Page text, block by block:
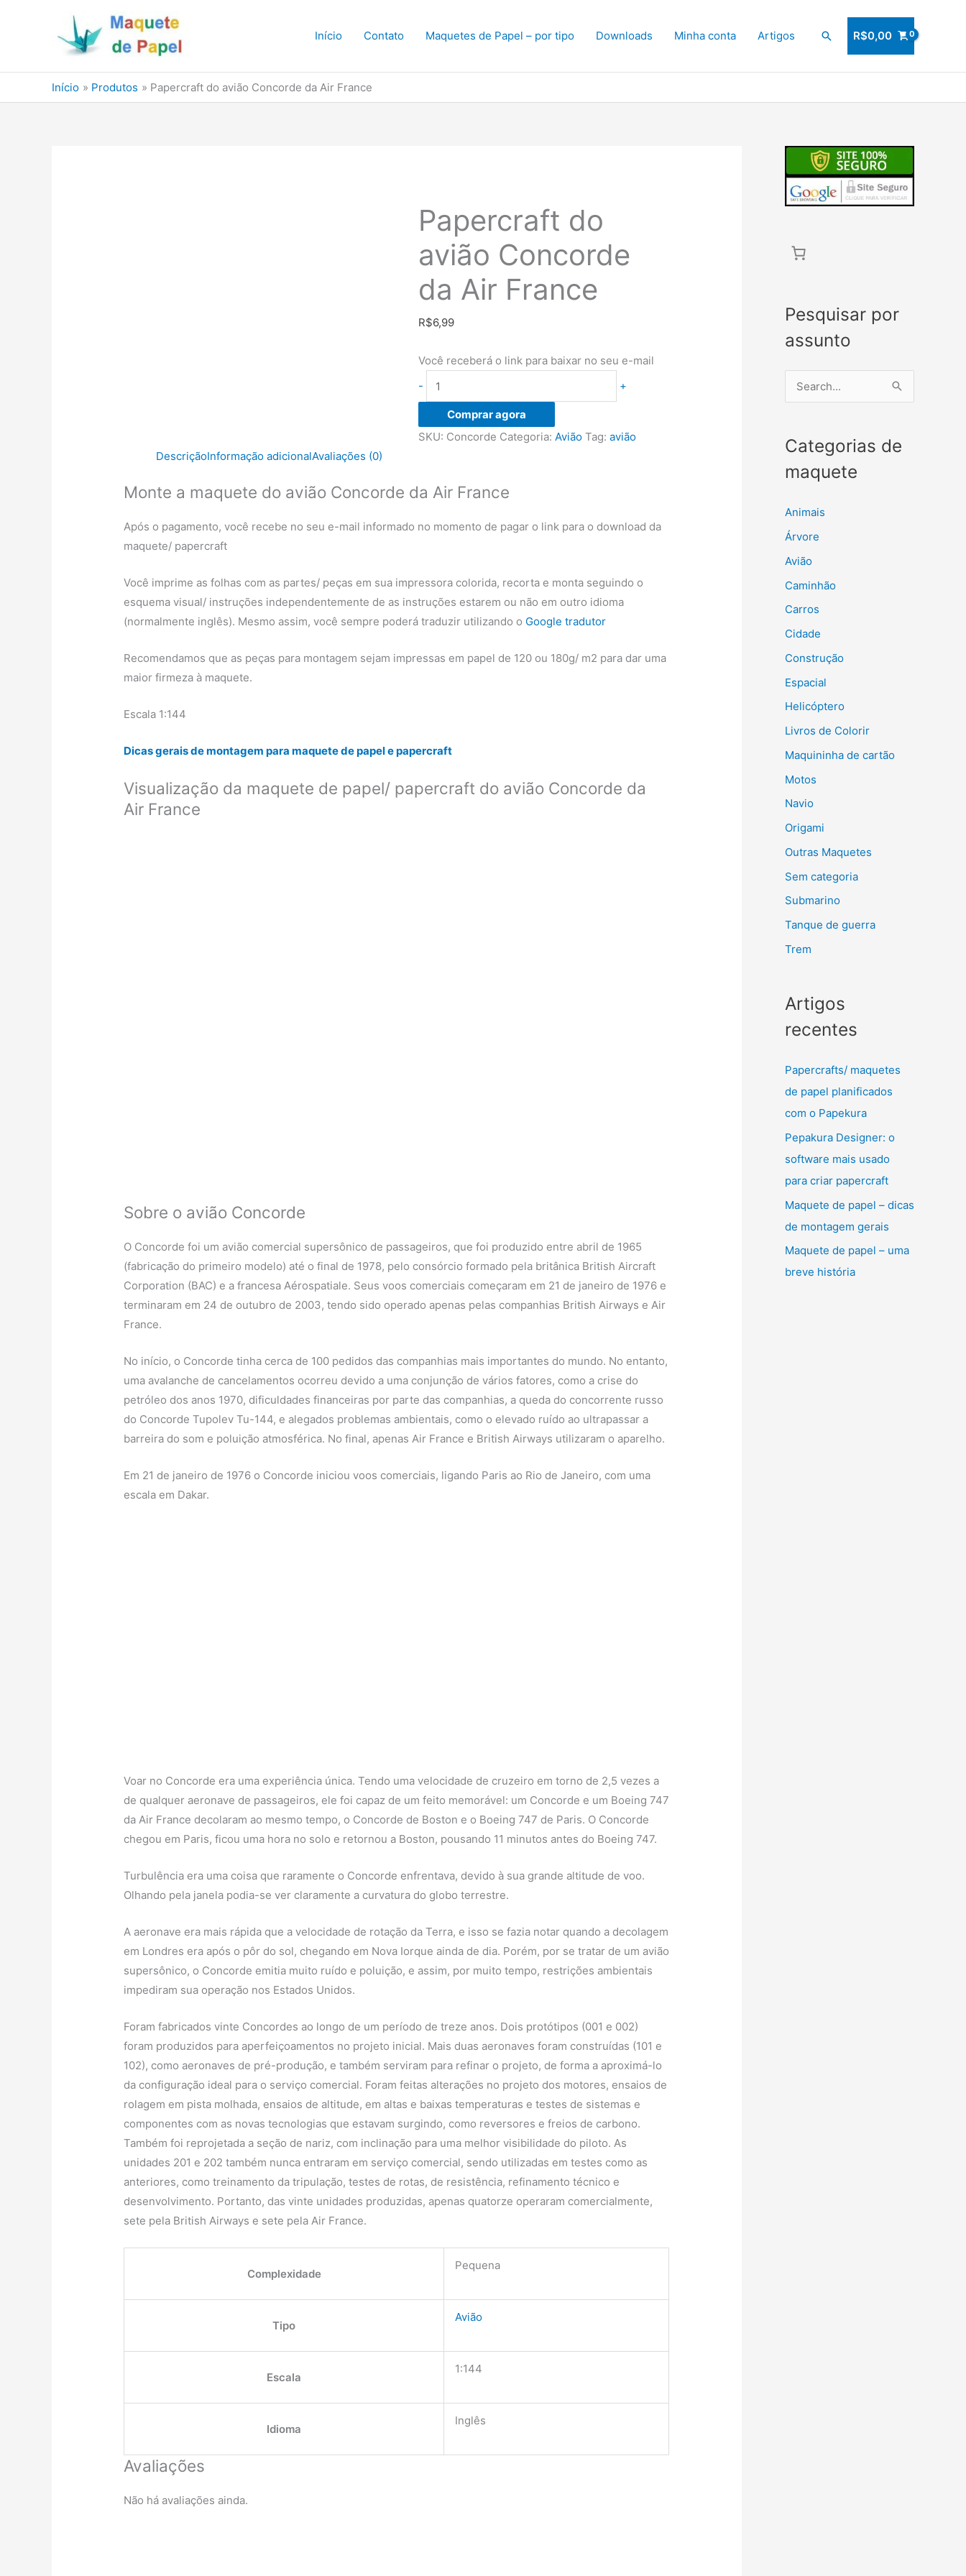
Início Contato Maquetes de Papel – por tipo Downloads Minha conta Artigos Pesquisar
R$0,00
Início Produtos Papercraft do avião Concorde da Air France
Papercraft do
avião Concorde
da Air France
R$6,99
Você receberá o link para baixar no seu e-mail
-
Papercraft
do
avião
Concorde
France
+
Comprar agora
SKU: Concorde Categoria:Avião Tag:avião
DescriçãoInformação adicionalAvaliações (0)
Monte a maquete do avião Concorde da Air France
Após o pagamento, você recebe no seu e-mail informado no momento de pagar o link para o download da
maquete/ papercraft
Você imprime as folhas com as partes/ peças em sua impressora colorida, recorta e monta seguindo o
esquema visual/ instruções independentemente de as instruções estarem ou não em outro idioma
(normalmente inglês). Mesmo assim, você sempre poderá traduzir utilizando o Google tradutor
Recomendamos que as peças para montagem sejam impressas em papel de 120 ou 180g/ m2 para dar uma
maior firmeza à maquete.
Escala 1:144
Dicas gerais de montagem para maquete de papel e papercraft
Visualização da maquete de papel/ papercraft do avião Concorde da
Air France
Sobre o avião Concorde
O Concorde foi um avião comercial supersônico de passageiros, que foi produzido entre abril de 1965
(fabricação do primeiro modelo) até o final de 1978, pelo consórcio formado pela britânica British Aircraft
Corporation (BAC) e a francesa Aérospatiale. Seus voos comerciais começaram em 21 de janeiro de 1976 e
terminaram em 24 de outubro de 2003, tendo sido operado apenas pelas companhias British Airways e Air
France.
No início, o Concorde tinha cerca de 100 pedidos das companhias mais importantes do mundo. No entanto,
uma avalanche de cancelamentos ocorreu devido a uma conjunção de vários fatores, como a crise do
petróleo dos anos 1970, dificuldades financeiras por parte das companhias, a queda do concorrente russo
do Concorde Tupolev Tu-144, e alegados problemas ambientais, como o elevado ruído ao ultrapassar a
barreira do som e poluição atmosférica. No final, apenas Air France e British Airways utilizaram o aparelho.
Em 21 de janeiro de 1976 o Concorde iniciou voos comerciais, ligando Paris ao Rio de Janeiro, com uma
escala em Dakar.
Voar no Concorde era uma experiência única. Tendo uma velocidade de cruzeiro em torno de 2,5 vezes a
de qualquer aeronave de passageiros, ele foi capaz de um feito memorável: um Concorde e um Boeing 747
da Air France decolaram ao mesmo tempo, o Concorde de Boston e o Boeing 747 de Paris. O Concorde
chegou em Paris, ficou uma hora no solo e retornou a Boston, pousando 11 minutos antes do Boeing 747.
Turbulência era uma coisa que raramente o Concorde enfrentava, devido à sua grande altitude de voo.
Olhando pela janela podia-se ver claramente a curvatura do globo terrestre.
A aeronave era mais rápida que a velocidade de rotação da Terra, e isso se fazia notar quando a decolagem
em Londres era após o pôr do sol, chegando em Nova Iorque ainda de dia. Porém, por se tratar de um avião
supersônico, o Concorde emitia muito ruído e poluição, e assim, por muito tempo, restrições ambientais
impediram sua operação nos Estados Unidos.
Foram fabricados vinte Concordes ao longo de um período de treze anos. Dois protótipos (001 e 002)
foram produzidos para aperfeiçoamentos no projeto inicial. Mais duas aeronaves foram construídas (101 e
102), como aeronaves de pré-produção, e também serviram para refinar o projeto, de forma a aproximá-lo
da configuração ideal para o serviço comercial. Foram feitas alterações no projeto dos motores, ensaios de
rolagem em pista molhada, ensaios de altitude, em altas e baixas temperaturas e testes de sistemas e
componentes com as novas tecnologias que estavam surgindo, como reversores e freios de carbono.
Também foi reprojetada a seção de nariz, com inclinação para uma melhor visibilidade do piloto. As
unidades 201 e 202 também nunca entraram em serviço comercial, sendo utilizadas em testes como as
anteriores, como treinamento da tripulação, testes de rotas, de resistência, refinamento técnico e
desenvolvimento. Portanto, das vinte unidades produzidas, apenas quatorze operaram comercialmente,
sete pela British Airways e sete pela Air France.
Complexidade
Pequena
Tipo
Avião
Escala
1:144
Idioma
Inglês
Avaliações
Não há avaliações ainda.
Pesquisar por
assunto
e
q
u
s
a
r
:
Categorias de
maquete
Animais
Árvore
Avião
Caminhão
Carros
Cidade
Construção
Espacial
Helicóptero
Livros de Colorir
Maquininha de cartão
Motos
Navio
Origami
Outras Maquetes
Sem categoria
Submarino
Tanque de guerra
Trem
Artigos
recentes
Papercrafts/ maquetes
de papel planificados
com o Papekura
Pepakura Designer: o
software mais usado
para criar papercraft
Maquete de papel – dicas
de montagem gerais
Maquete de papel – uma
breve história